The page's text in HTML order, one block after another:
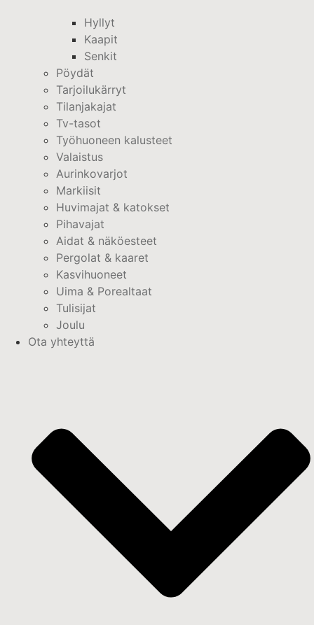
Hyllyt
Kaapit
Senkit
Pöydät
Tarjoilukärryt
Tilanjakajat
Tv-tasot
Työhuoneen kalusteet
Valaistus
Aurinkovarjot
Markiisit
Huvimajat & katokset
Pihavajat
Aidat & näköesteet
Pergolat & kaaret
Kasvihuoneet
Uima & Porealtaat
Tulisijat
Joulu
Ota yhteyttä